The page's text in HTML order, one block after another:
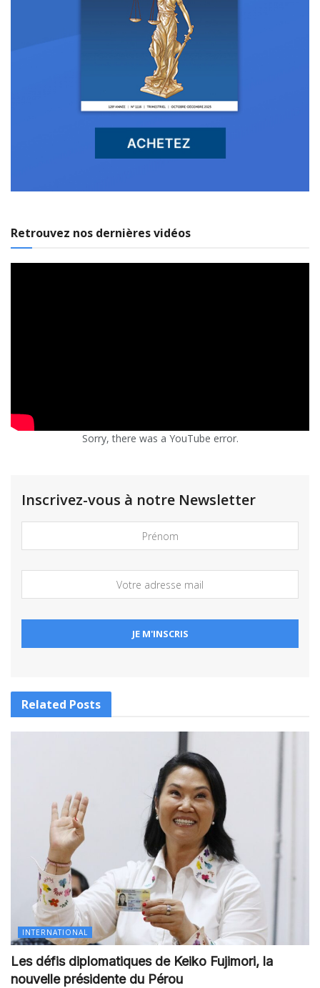
Retrouvez nos dernières vidéos
Sorry, there was a YouTube error.
Inscrivez-vous à notre Newsletter
Related Posts
INTERNATIONAL
Les défis diplomatiques de Keiko Fujimori, la
nouvelle présidente du Pérou